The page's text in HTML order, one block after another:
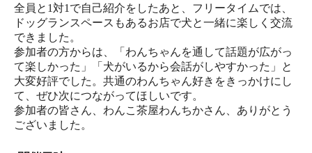
全員と1対1で自己紹介をしたあと、フリータイムでは、
ドッグランスペースもあるお店で犬と一緒に楽しく交流
できました。
参加者の方からは、「わんちゃんを通して話題が広がっ
て楽しかった」「犬がいるから会話がしやすかった」と
大変好評でした。共通のわんちゃん好きをきっかけにし
て、ぜひ次につながってほしいです。
参加者の皆さん、わんこ茶屋わんちかさん、ありがとう
ございました。